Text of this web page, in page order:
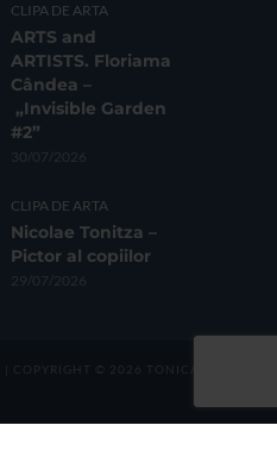
CLIPA DE ARTA
ARTS and
ARTISTS. Floriama
Cândea –
„Invisible Garden
#2”
30/07/2026
CLIPA DE ARTA
Nicolae Tonitza –
Pictor al copiilor
29/07/2026
| COPYRIGHT © 2026 TONICA GROUP